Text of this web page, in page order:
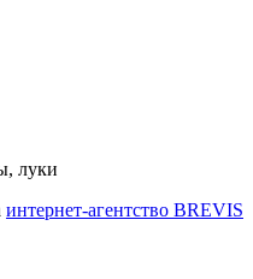
луки
интернет-агентство BREVIS